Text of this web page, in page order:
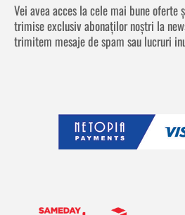
Vei avea acces la cele mai bune oferte
trimise exclusiv abonaților noștri la
trimitem mesaje de spam sau lucruri